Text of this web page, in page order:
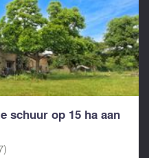
schuur op 15 ha aan